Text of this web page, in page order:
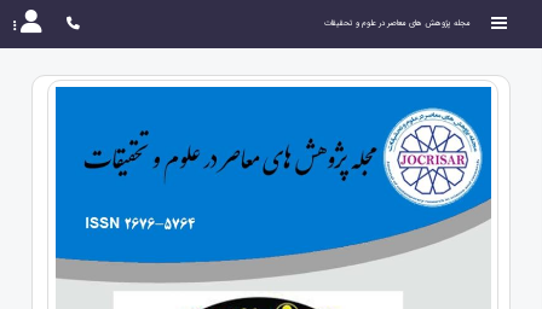
مجله پژوهش های معاصر در علوم و تحقیقات